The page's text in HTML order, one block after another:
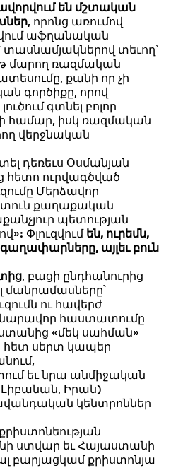
են մշտական
, որոնց առումով
աֆղանական
տեւող՝
մարող ռազմական
քանի որ չի
գործիքը, որով
գտնել բոլոր
համար, իսկ ռազմական
վերջնական
դեռեւս Օսմանյան
հետո ուրվագծված
Մերձավոր
քաղաքական
պետության
Փլուզվումեն, ուրեմն,
գաղափարները, այլեւ բուն
, բացի ընդհանուրից
մանրամասները՝
ու հավերժ
հաստատումը
«մեկ սահման»
հետ սերտ կապեր
եւ նրա անմիջական
Իրան)
կենտրոններ
ստվար եւ Հայաստանի
բարյացկամ քրիստոնյա